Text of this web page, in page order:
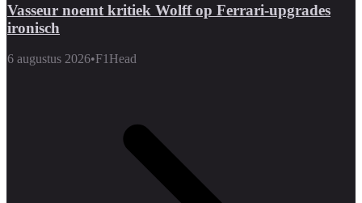
Vasseur noemt kritiek Wolff op Ferrari-upgrades
ironisch
6 augustus 2026•F1Head